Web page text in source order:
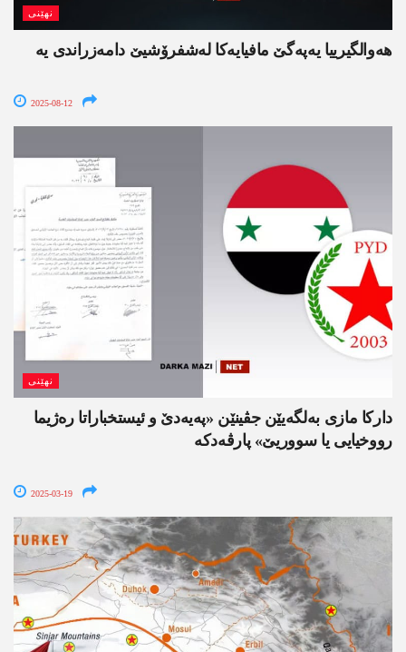
نھێنی
هه‌والگیرییا یه‌په‌گێ مافیایه‌كا له‌شفرۆشیێ دامه‌زراندی یه‌
2025-08-12
نھێنی
داركا مازی به‌لگه‌یێن جڤینێن «په‌یه‌دێ و ئیستخباراتا ره‌ژیما
رووخیایی یا سووریێ» پارڤه‌دكه
2025-03-19